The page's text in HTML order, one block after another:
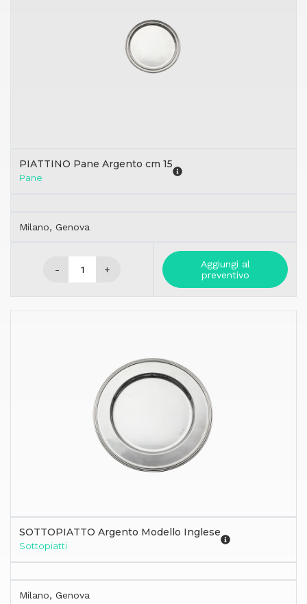
PIATTINO Pane Argento cm 15
Pane
Milano, Genova
- +
Aggiungi al
preventivo
SOTTOPIATTO Argento Modello Inglese
Sottopiatti
Milano, Genova